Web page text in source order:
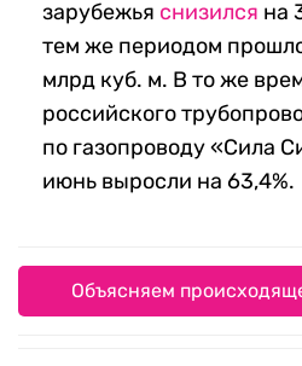
зарубежья снизился на
тем же периодом
млрд куб. м. В то же
российского
по газопроводу «Сила
июнь выросли на 63,4%.
Объясняем